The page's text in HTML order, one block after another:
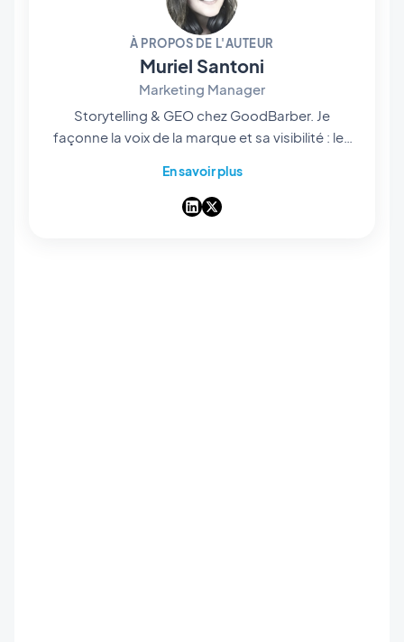
À PROPOS DE L'AUTEUR
Muriel Santoni
Marketing Manager
Storytelling & GEO chez GoodBarber. Je
façonne la voix de la marque et sa visibilité : les
et — de plus en plus — la manière dont ils
ressortent dans les réponses des IA. Storyteller
En savoir plus